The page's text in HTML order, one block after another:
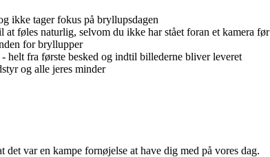
ikke tager fokus på bryllupsdagen
at føles naturlig, selvom du ikke har stået foran et kamera før
for bryllupper
helt fra første besked og indtil billederne bliver leveret
og alle jeres minder
det var en kampe fornøjelse at have dig med på vores dag.